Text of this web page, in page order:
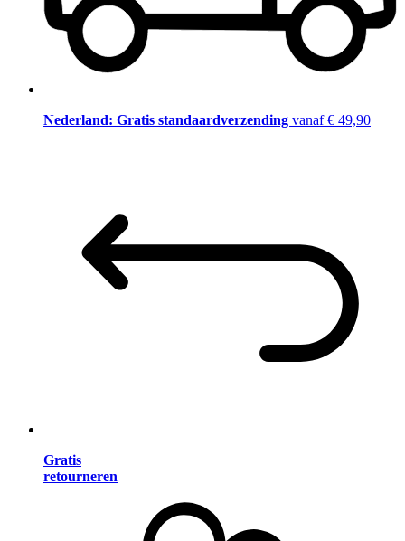
Nederland: Gratis standaardverzending vanaf € 49,90
Gratis
retourneren